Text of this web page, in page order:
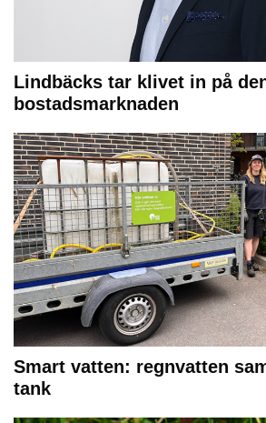
Lindbäcks tar klivet in på
bostadsmarknaden
Smart vatten: regnvatten
tank